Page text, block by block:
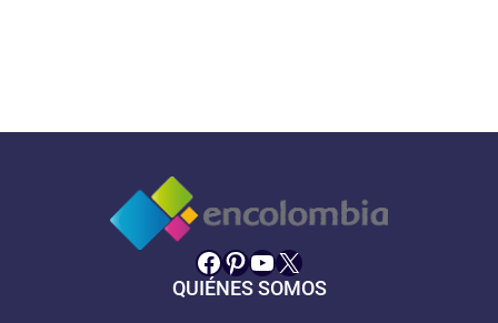
Facebook
Pinterest
YouTube
X
QUIÉNES SOMOS